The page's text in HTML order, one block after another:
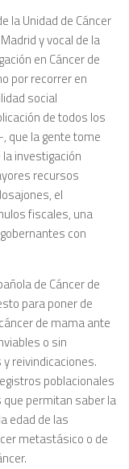
la Unidad de Cáncer
y vocal de la
en Cáncer de
por recorrer en
social
de todos los
que la gente tome
investigación
recursos
el
fiscales, una
con
de Cáncer de
para poner de
de mama ante
o sin
reivindicaciones.
poblacionales
permitan saber la
edad de las
metastásico o de